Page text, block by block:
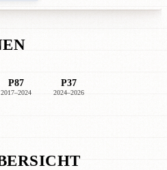
P87
2017–2024
P37
2024–2026